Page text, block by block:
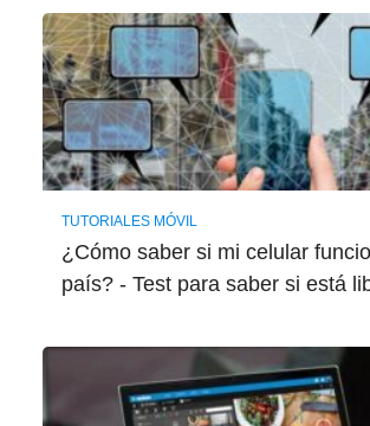
TUTORIALES MÓVIL
¿Cómo saber si mi celular
país? - Test para saber si está